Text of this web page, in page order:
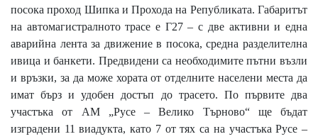
посока проход Шипка и Прохода на Републиката. Габаритът
на автомагистралното трасе е Г27 – с две активни и една
аварийна лента за движение в посока, средна разделителна
ивица и банкети. Предвидени са необходимите пътни възли
и връзки, за да може хората от отделните населени места да
имат бърз и удобен достъп до трасето. По първите два
участъка от АМ „Русе – Велико Търново“ ще бъдат
изградени 11 виадукта, като 7 от тях са на участъка Русе –